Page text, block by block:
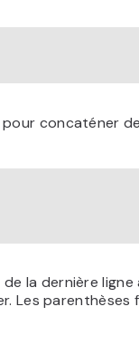
concaténer
la dernière ligne
Les parenthèses